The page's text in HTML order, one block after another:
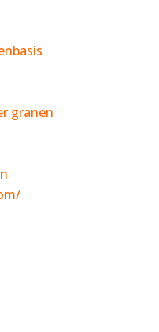
granen